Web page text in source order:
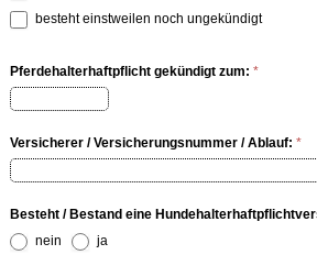
besteht einstweilen noch ungekündigt
Pferdehalterhaftpflicht gekündigt zum: *
Versicherer / Versicherungsnummer / Ablauf: *
Besteht / Bestand eine
nein
ja